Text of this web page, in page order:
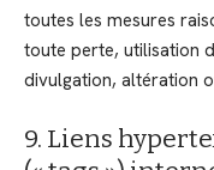
toutes les mesures
toute perte, utilisation
divulgation, altération
9. Liens